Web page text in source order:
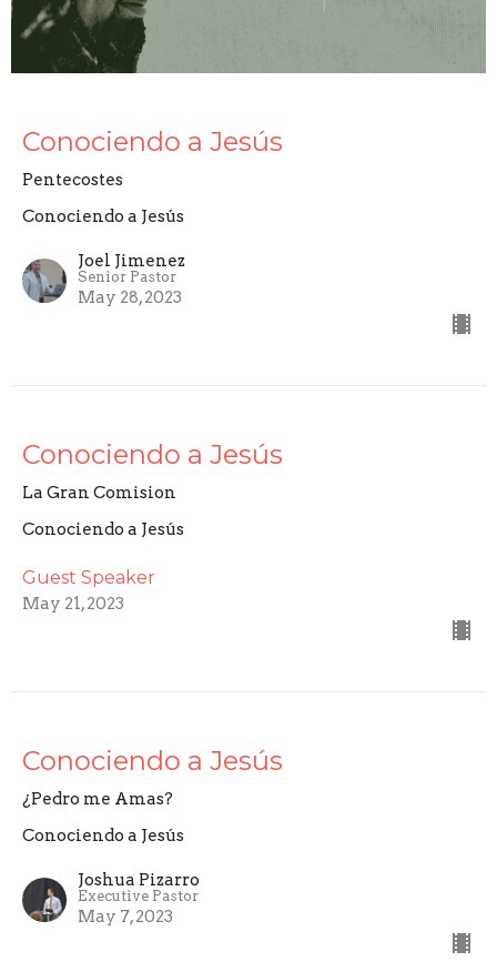
Conociendo a Jesús
Pentecostes
Conociendo a Jesús
Joel Jimenez
Senior Pastor
May 28, 2023
Conociendo a Jesús
La Gran Comision
Conociendo a Jesús
Guest Speaker
May 21, 2023
Conociendo a Jesús
¿Pedro me Amas?
Conociendo a Jesús
Joshua Pizarro
Executive Pastor
May 7, 2023